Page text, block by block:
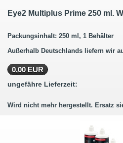
Packungsinhalt: 250 ml, 1 Behälter
Außerhalb Deutschlands liefern wir
0,00 EUR
ungefähre Lieferzeit:
Wird nicht mehr hergestellt. Ersatz